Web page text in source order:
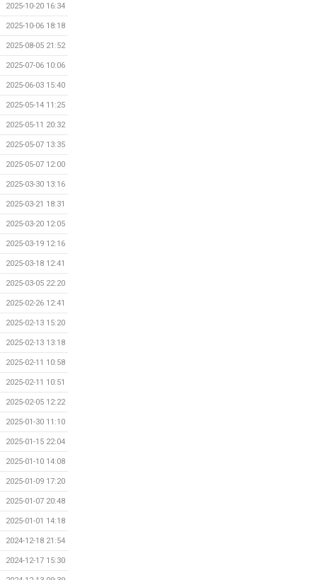
2025-10-20 16:34
2025-10-06 18:18
2025-08-05 21:52
2025-07-06 10:06
2025-06-03 15:40
2025-05-14 11:25
2025-05-11 20:32
2025-05-07 13:35
2025-05-07 12:00
2025-03-30 13:16
2025-03-21 18:31
2025-03-20 12:05
2025-03-19 12:16
2025-03-18 12:41
2025-03-05 22:20
2025-02-26 12:41
2025-02-13 15:20
2025-02-13 13:18
2025-02-11 10:58
2025-02-11 10:51
2025-02-05 12:22
2025-01-30 11:10
2025-01-15 22:04
2025-01-10 14:08
2025-01-09 17:20
2025-01-07 20:48
2025-01-01 14:18
2024-12-18 21:54
2024-12-17 15:30